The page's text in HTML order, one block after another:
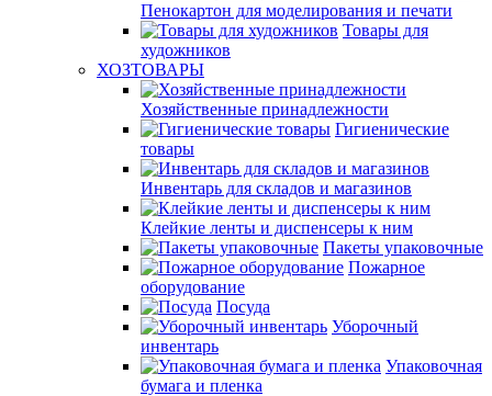
Пенокартон для моделирования и печати
Товары для
художников
ХОЗТОВАРЫ
Хозяйственные принадлежности
Гигиенические
товары
Инвентарь для складов и магазинов
Клейкие ленты и диспенсеры к ним
Пакеты упаковочные
Пожарное
оборудование
Посуда
Уборочный
инвентарь
Упаковочная
бумага и пленка